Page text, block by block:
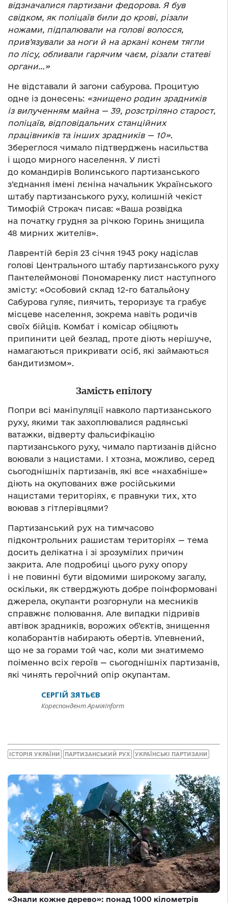
відзначали­­ся партизани федорова. Я був
свідком, як поліцаїв били до крові, різали
ножами, підпалювали на голові волосся,
прив’язували за ноги й на аркані конем тягли
по лісу, обливали гарячим чаєм, різали статеві
органи…»
Не відставали й загони сабурова. Процитую
одне із донесень: «знищено родин зрадників
із вилученням майна — 39, розстріляно старост,
поліцаїв, відповідальних станційних
працівників та інших зрадників — 10».
Збереглося чимало підтверджень насильства
і щодо мирного населення. У листі
до командирів Волинського партизанського
з’єднання імені лєніна начальник Українсько­­го
штабу партизанського ру­­ху, колишній чекіст
Тимофій Строкач писав: «Ваша розвідка
на початку грудня за річкою Горинь знищила
48 мирних жителів».
Лаврентій берія 23 січня 1943 року надіслав
голові Центрального штабу партизанського руху
Пантелеймонові Пономаренку лист наступного
змісту: «Особовий склад 12-го батальйону
Сабурова гуляє, пиячить, тероризує та грабує
місцеве населення, зокрема навіть родичів
своїх бійців. Комбат і комісар обіцяють
припинити цей безлад, проте діють нерішуче,
намагаються прикривати осіб, які займаються
бандитизмом».
Замість епілогу
Попри всі маніпуляції навколо партизанського
руху, якими так захоплювалися радянські
ватажки, відверту фальсифікацію
партизанського руху, чимало партизанів дійсно
воювали з нацистами. І хтозна, можливо, серед
сьогоднішніх партизанів, які все «нахабніше»
діють на окупованих вже російськими
нацистами територіях, є правнуки тих, хто
воював з гітлерівцями?
Партизанський рух на тимчасово
підконтрольних рашистам територіях — тема
досить делікатна і зі зрозумілих причин
закрита. Але подробиці цього руху опору
і не повинні бути відомими широкому загалу,
оскільки, як стверджують добре поінформовані
джерела, окупанти розгорнули на месників
справжнє полювання. Але випадки підривів
автівок зрадників, ворожих об’єктів, знищення
колаборантів набирають обертів. Упевнений,
що не за горами той час, коли ми знатимемо
поіменно всіх героїв — сьогоднішніх партизанів,
які чинять героїчний опір окупантам.
СЕРГІЙ ЗЯТЬЄВ
Кореспондент АрміяInform
ІСТОРІЯ УКРАЇНИ ПАРТИЗАНСЬКИЙ РУХ УКРАЇНСЬКІ ПАРТИЗАНИ
«Знали кожне дерево»: понад 1000 кілометрів